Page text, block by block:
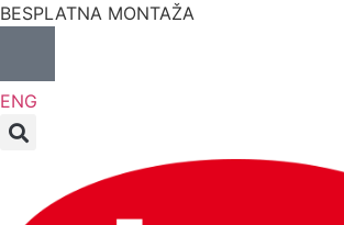
BESPLATNA MONTAŽA
ENG